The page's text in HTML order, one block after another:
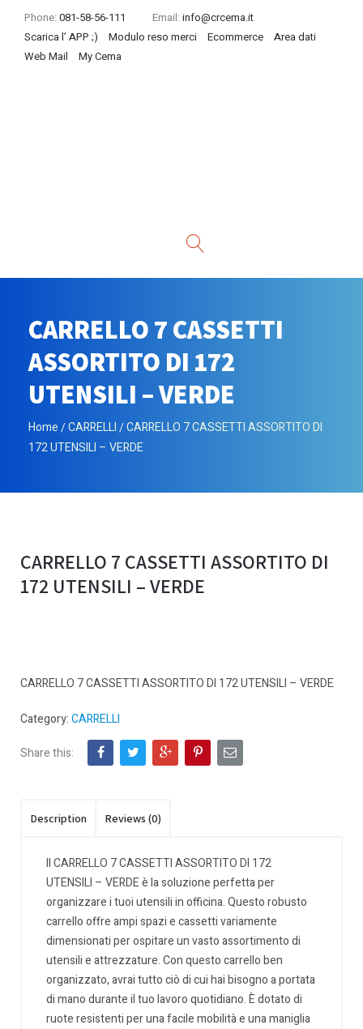
Phone: 081-58-56-111 Email: info@crcema.it
Scarica l’ APP ;)
Modulo reso merci Ecommerce
Area dati
Web Mail
My Cema
CARRELLO 7 CASSETTI
ASSORTITO DI 172
UTENSILI – VERDE
Home CARRELLI
CARRELLO 7 CASSETTI ASSORTITO DI
172 UTENSILI – VERDE
CARRELLO 7 CASSETTI ASSORTITO DI
172 UTENSILI – VERDE
CARRELLO 7 CASSETTI ASSORTITO DI 172 UTENSILI – VERDE
Category:CARRELLI
Share this:
Description Reviews (0)
Il CARRELLO 7 CASSETTI ASSORTITO DI 172
UTENSILI – VERDE è la soluzione perfetta per
organizzare i tuoi utensili in officina. Questo robusto
carrello offre ampi spazi e cassetti variamente
dimensionati per ospitare un vasto assortimento di
utensili e attrezzature. Con questo carrello ben
organizzato, avrai tutto ciò di cui hai bisogno a portata
di mano durante il tuo lavoro quotidiano. È dotato di
ruote resistenti per una facile mobilità e una maniglia